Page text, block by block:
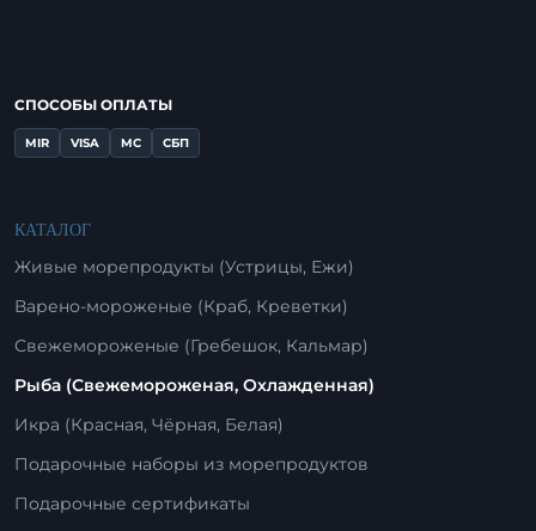
СПОСОБЫ ОПЛАТЫ
MIR VISA MC СБП
КАТАЛОГ
Живые морепродукты (Устрицы, Ежи)
Варено-мороженые (Краб, Креветки)
Свежемороженые (Гребешок, Кальмар)
Рыба (Свежемороженая, Охлажденная)
Икра (Красная, Чёрная, Белая)
Подарочные наборы из морепродуктов
Подарочные сертификаты